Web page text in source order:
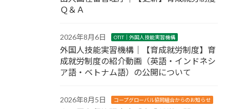
Ｑ＆Ａ
2026年8月6日 OTIT｜外国人技能実習機構
外国人技能実習機構｜【育成就労制度】育
成就労制度の紹介動画（英語・インドネシ
ア語・ベトナム語）の公開について
2026年8月5日 コープグローバル協同組合からのお知らせ